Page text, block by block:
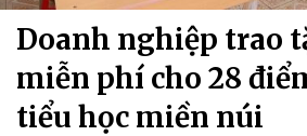
Doanh nghiệp trao
miễn phí cho 28
tiểu học miền núi